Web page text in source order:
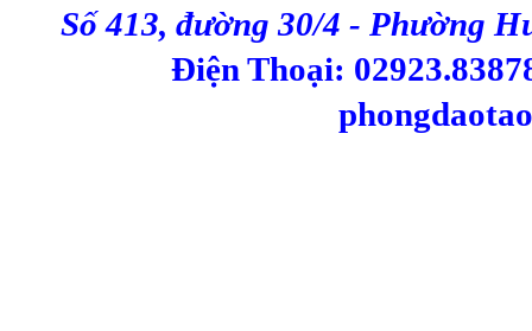
Số 413, đường 30/4 - Phường
Điện Thoại: